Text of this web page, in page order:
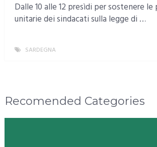
Dalle 10 alle 12 presìdi per sostenere
unitarie dei sindacati sulla legge di …
SARDEGNA
Recomended Categories